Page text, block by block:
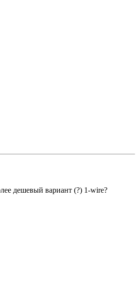
дешевый вариант (?) 1-wire?